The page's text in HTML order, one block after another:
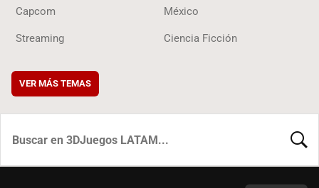
Capcom México
Streaming Ciencia Ficción
VER MÁS TEMAS